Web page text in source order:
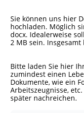
Sie können uns hier
hochladen. Möglich
docx. Idealerweise
2 MB sein.
Bitte laden Sie hier
zumindest einen
Dokumente, wie ein
Arbeitszeugnisse,
später nachreichen.